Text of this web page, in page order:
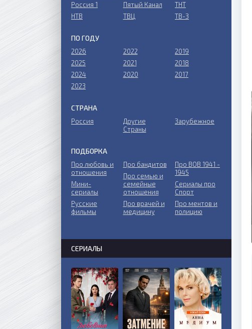
Россия 1
НТВ
Пятый Канал
ТВЦ
ТНТ
ТВ-3
ПО ГОДУ
2026
2025
2024
2023
2022
2021
2020
2019
2018
2017
СТРАНА
Россия
Другие
Страны
Зарубежное
ПОДБОРКА
Про любовь и
отношения
Мини-
сериалы
Русские
фильмы
Про бандитов
Пpo ceмью и
ceмeйныe
oтнoшeния
Пpo врачей и
медицину
Пpo ВОВ 1941 -
1945
Сериалы про
Спорт
Про ментов и
полицию
СЕРИАЛЫ